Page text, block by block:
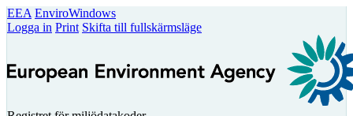
EEA EnviroWindows
Logga in Print Skifta till fullskärmsläge